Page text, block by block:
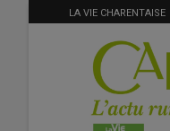
MENU
FILIÈRE
LA VIE CHARENTAISE